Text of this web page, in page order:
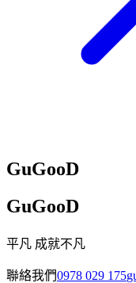
GuGooD
GuGooD
平凡 成就不凡
聯絡我們0978 029 175